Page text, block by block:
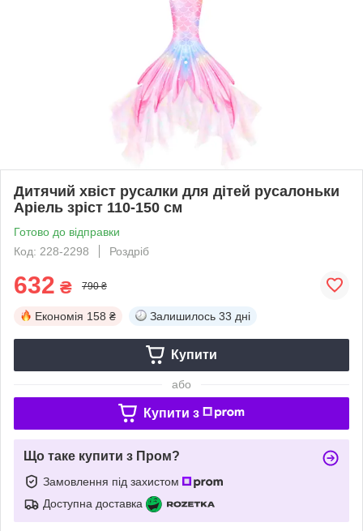
Дитячий хвіст русалки для дітей русалоньки
Аріель зріст 110-150 см
Готово до відправки
Код: 228-2298
Роздріб
632 ₴ 790 ₴
Економія 158 ₴ Залишилось 33 дні
Купити
або
Купити з
Що таке купити з Пром?
Замовлення під захистом
Доступна доставка